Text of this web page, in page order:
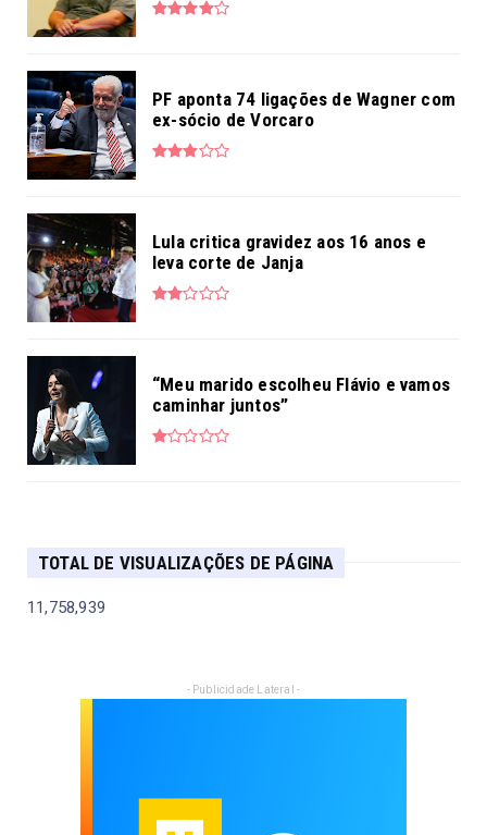
PF aponta 74 ligações de Wagner com
ex-sócio de Vorcaro
Lula critica gravidez aos 16 anos e
leva corte de Janja
“Meu marido escolheu Flávio e vamos
caminhar juntos”
TOTAL DE VISUALIZAÇÕES DE PÁGINA
11,758,939
- Publicidade Lateral -